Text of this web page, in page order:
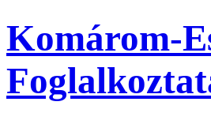
Komárom-